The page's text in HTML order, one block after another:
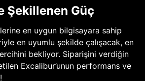
Şekillenen Güç
en uygun bilgisayara sahip
en uyumlu şekilde çalışacak, en
bekliyor. Siparişini verdiğin
Excalibur’unun performans ve